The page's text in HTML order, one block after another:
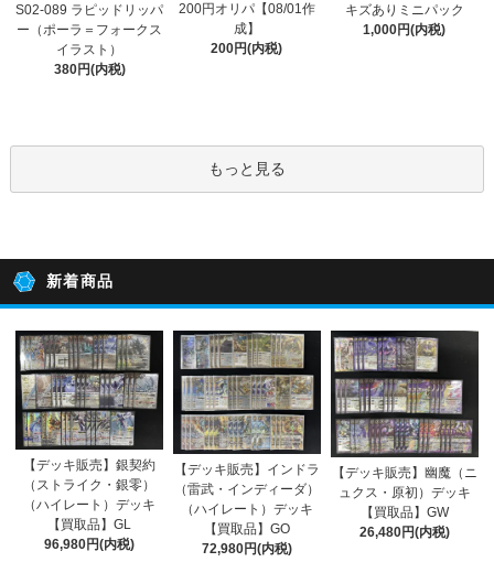
S02-089 ラピッドリッパ
ー（ポーラ＝フォークス
イラスト）
380円(内税)
200円オリパ【08/01作
成】
200円(内税)
キズありミニパック
1,000円(内税)
もっと見る
新着商品
【デッキ販売】銀契約
（ストライク・銀零）
（ハイレート）デッキ
【買取品】GL
96,980円(内税)
【デッキ販売】インドラ
（雷武・インディーダ）
（ハイレート）デッキ
【買取品】GO
72,980円(内税)
【デッキ販売】幽魔（ニ
ュクス・原初）デッキ
【買取品】GW
26,480円(内税)